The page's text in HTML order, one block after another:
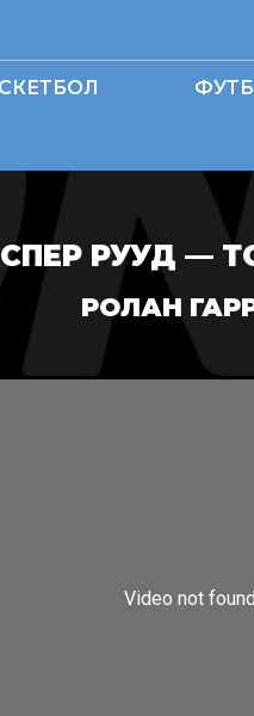
РУУД —
РОЛАН